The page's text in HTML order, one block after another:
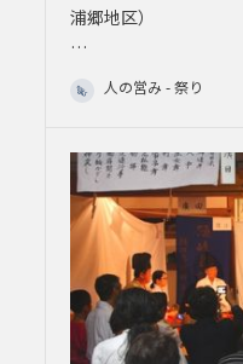
浦郷地区）
…
人の営み - 祭り